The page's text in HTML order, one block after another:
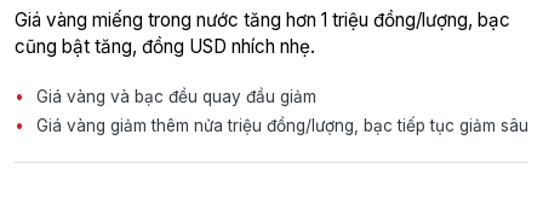
Giá vàng miếng trong nước tăng hơn 1 triệu đồng/lượng, bạc
cũng bật tăng, đồng USD nhích nhẹ.
Giá vàng và bạc đều quay đầu giảm
Giá vàng giảm thêm nửa triệu đồng/lượng, bạc tiếp tục giảm sâu